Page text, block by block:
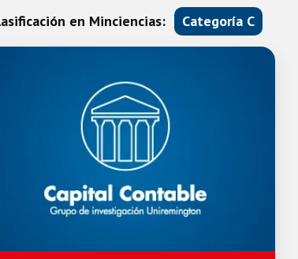
en Minciencias: Categoría C